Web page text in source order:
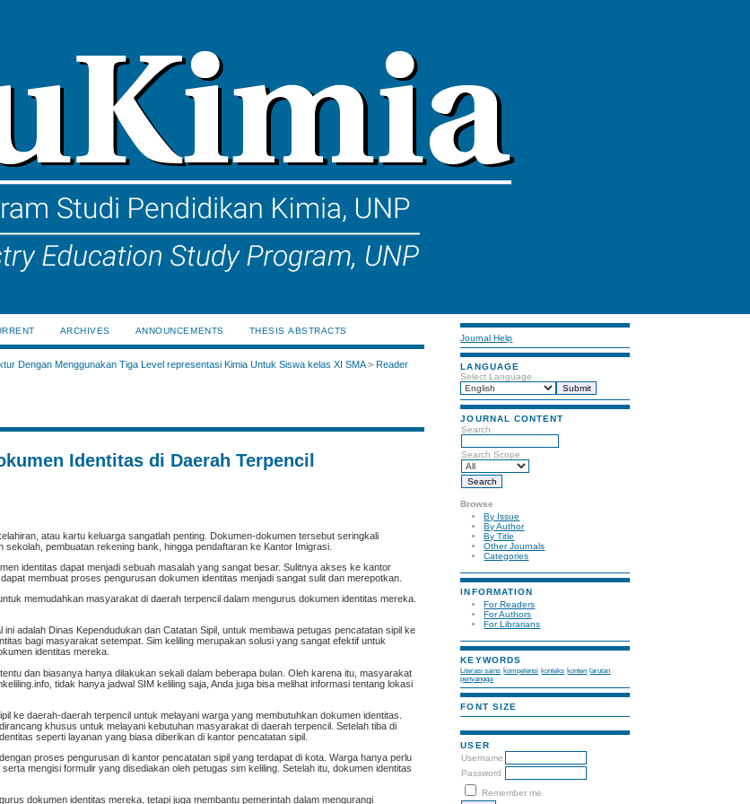
Journal Help
LANGUAGE
Select Language
JOURNAL CONTENT
Search
Search Scope
Browse
By Issue
By Author
By Title
Other Journals
Categories
INFORMATION
For Readers
For Authors
For Librarians
KEYWORDS
Literasi sains kompetensi konteks konten larutan
penyangga
FONT SIZE
USER
Username
Password
Remember me
ARCHIVES ANNOUNCEMENTS THESIS ABSTRACTS
Dengan Menggunakan Tiga Level representasi Kimia Untuk Siswa kelas XI SMA>Reader
Identitas di Daerah Terpencil
atau kartu keluarga sangatlah penting. Dokumen-dokumen tersebut seringkali
pembuatan rekening bank, hingga pendaftaran ke Kantor Imigrasi.
identitas dapat menjadi sebuah masalah yang sangat besar. Sulitnya akses ke kantor
membuat proses pengurusan dokumen identitas menjadi sangat sulit dan merepotkan.
memudahkan masyarakat di daerah terpencil dalam mengurus dokumen identitas mereka.
adalah Dinas Kependudukan dan Catatan Sipil, untuk membawa petugas pencatatan sipil ke
bagi masyarakat setempat. Sim keliling merupakan solusi yang sangat efektif untuk
identitas mereka.
dan biasanya hanya dilakukan sekali dalam beberapa bulan. Oleh karena itu, masyarakat
tidak hanya jadwal SIM keliling saja, Anda juga bisa melihat informasi tentang lokasi
ke daerah-daerah terpencil untuk melayani warga yang membutuhkan dokumen identitas.
khusus untuk melayani kebutuhan masyarakat di daerah terpencil. Setelah tiba di
seperti layanan yang biasa diberikan di kantor pencatatan sipil.
proses pengurusan di kantor pencatatan sipil yang terdapat di kota. Warga hanya perlu
mengisi formulir yang disediakan oleh petugas sim keliling. Setelah itu, dokumen identitas
dokumen identitas mereka, tetapi juga membantu pemerintah dalam mengurangi